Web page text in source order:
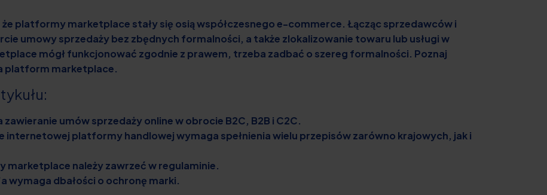
platformy marketplace stały się osią współczesnego e-commerce. Łącząc sprzedawców i
umowy sprzedaży bez zbędnych formalności, a także zlokalizowanie towaru lub usługi w
mógł funkcjonować zgodnie z prawem, trzeba zadbać o szereg formalności. Poznaj
platform marketplace.
umów sprzedaży online w obrocie B2C, B2B i C2C.
internetowej platformy handlowej wymaga spełnienia wielu przepisów zarówno krajowych, jak i
należy zawrzeć w regulaminie.
wymaga dbałości o ochronę marki.